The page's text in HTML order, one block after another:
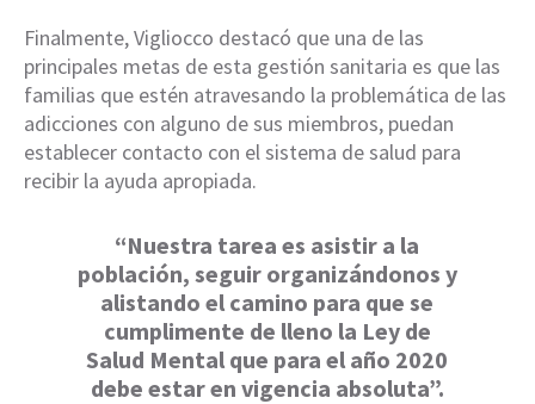
Finalmente, Vigliocco destacó que una de las
principales metas de esta gestión sanitaria es que las
familias que estén atravesando la problemática de las
adicciones con alguno de sus miembros, puedan
establecer contacto con el sistema de salud para
recibir la ayuda apropiada.
“Nuestra tarea es asistir a la
población, seguir organizándonos y
alistando el camino para que se
cumplimente de lleno la Ley de
Salud Mental que para el año 2020
debe estar en vigencia absoluta”.